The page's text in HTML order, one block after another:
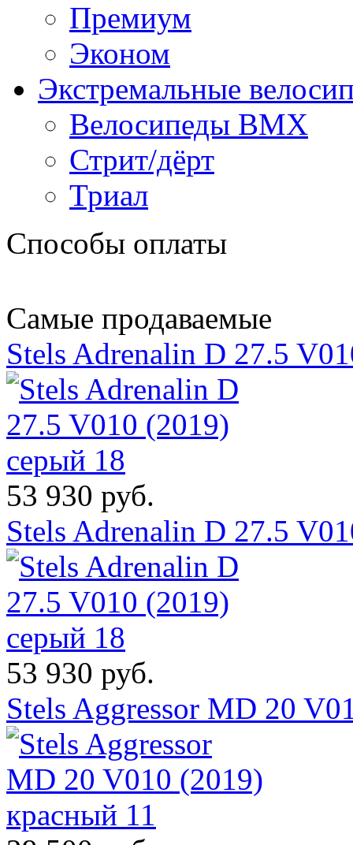
Премиум
Эконом
Экстремальные
Велосипеды BMX
Стрит/дёрт
Триал
Способы оплаты
Самые продаваемые
Stels Adrenalin D 27.5
53 930 руб.
Stels Adrenalin D 27.5
53 930 руб.
Stels Aggressor MD 20